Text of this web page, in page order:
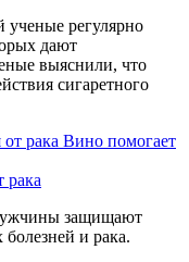
ученые регулярно
дают
выяснили, что
сигаретного
Вино помогает
рака
защищают
болезней и рака.